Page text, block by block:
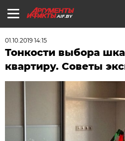
AIF.BY
01.10.2019 14:15
Тонкости выбора
квартиру. Советы